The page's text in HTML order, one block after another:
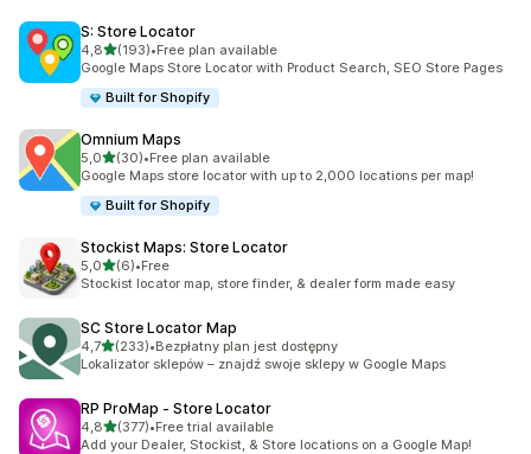
S: Store Locator
4,8na 5 gwiazdek
(193)
Łączna liczba recenzji: 193
•Free plan available
Google Maps Store Locator with Product Search, SEO Store Pages
Built for Shopify
Omnium Maps
5,0na 5 gwiazdek
(30)
Łączna liczba recenzji: 30
•Free plan available
Google Maps store locator with up to 2,000 locations per map!
Built for Shopify
Stockist Maps: Store Locator
5,0na 5 gwiazdek
(6)
Łączna liczba recenzji: 6
•Free
Stockist locator map, store finder, & dealer form made easy
SC Store Locator Map
4,7na 5 gwiazdek
(233)
Łączna liczba recenzji: 233
•Bezpłatny plan jest dostępny
Lokalizator sklepów – znajdź swoje sklepy w Google Maps
RP ProMap ‑ Store Locator
4,8na 5 gwiazdek
(377)
Łączna liczba recenzji: 377
•Free trial available
Add your Dealer, Stockist, & Store locations on a Google Map!